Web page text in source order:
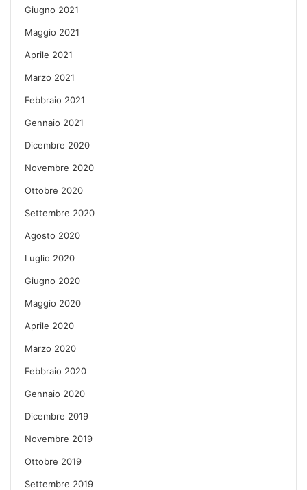
Giugno 2021
Maggio 2021
Aprile 2021
Marzo 2021
Febbraio 2021
Gennaio 2021
Dicembre 2020
Novembre 2020
Ottobre 2020
Settembre 2020
Agosto 2020
Luglio 2020
Giugno 2020
Maggio 2020
Aprile 2020
Marzo 2020
Febbraio 2020
Gennaio 2020
Dicembre 2019
Novembre 2019
Ottobre 2019
Settembre 2019